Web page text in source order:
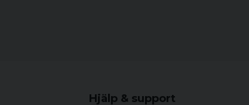
Hjälp & support